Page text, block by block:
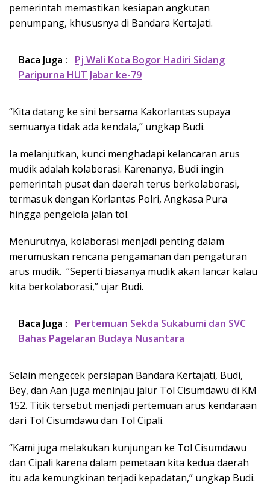
pemerintah memastikan kesiapan angkutan
penumpang, khususnya di Bandara Kertajati.
Baca Juga :
Pj Wali Kota Bogor Hadiri Sidang
Paripurna HUT Jabar ke-79
“Kita datang ke sini bersama Kakorlantas supaya
semuanya tidak ada kendala,” ungkap Budi.
Ia melanjutkan, kunci menghadapi kelancaran arus
mudik adalah kolaborasi. Karenanya, Budi ingin
pemerintah pusat dan daerah terus berkolaborasi,
termasuk dengan Korlantas Polri, Angkasa Pura
hingga pengelola jalan tol.
Menurutnya, kolaborasi menjadi penting dalam
merumuskan rencana pengamanan dan pengaturan
arus mudik. “Seperti biasanya mudik akan lancar kalau
kita berkolaborasi,” ujar Budi.
Baca Juga :
Pertemuan Sekda Sukabumi dan SVC
Bahas Pagelaran Budaya Nusantara
Selain mengecek persiapan Bandara Kertajati, Budi,
Bey, dan Aan juga meninjau jalur Tol Cisumdawu di KM
152. Titik tersebut menjadi pertemuan arus kendaraan
dari Tol Cisumdawu dan Tol Cipali.
“Kami juga melakukan kunjungan ke Tol Cisumdawu
dan Cipali karena dalam pemetaan kita kedua daerah
itu ada kemungkinan terjadi kepadatan,” ungkap Budi.